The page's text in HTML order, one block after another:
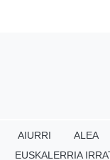
AIURRI ALEA
EUSKALERRIA